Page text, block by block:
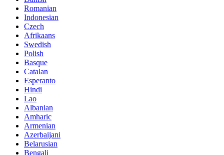
Romanian
Indonesian
Czech
Afrikaans
Swedish
Polish
Basque
Catalan
Esperanto
Hindi
Lao
Albanian
Amharic
Armenian
Azerbaijani
Belarusian
Bengali